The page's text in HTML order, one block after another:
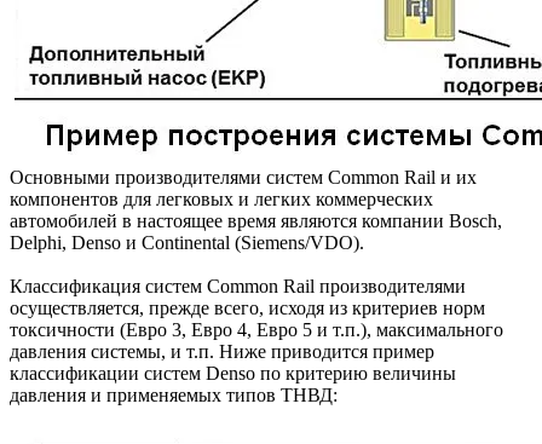
Основными производителями систем Common Rail и их
компонентов для легковых и легких коммерческих
автомобилей в настоящее время являются компании Bosch,
Delphi, Denso и Continental (Siemens/VDO).
Классификация систем Common Rail производителями
осуществляется, прежде всего, исходя из критериев норм
токсичности (Евро 3, Евро 4, Евро 5 и т.п.), максимального
давления системы, и т.п. Ниже приводится пример
классификации систем Denso по критерию величины
давления и применяемых типов ТНВД: